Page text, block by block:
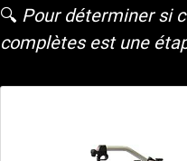
🔍 Pour déterminer si
complètes est une